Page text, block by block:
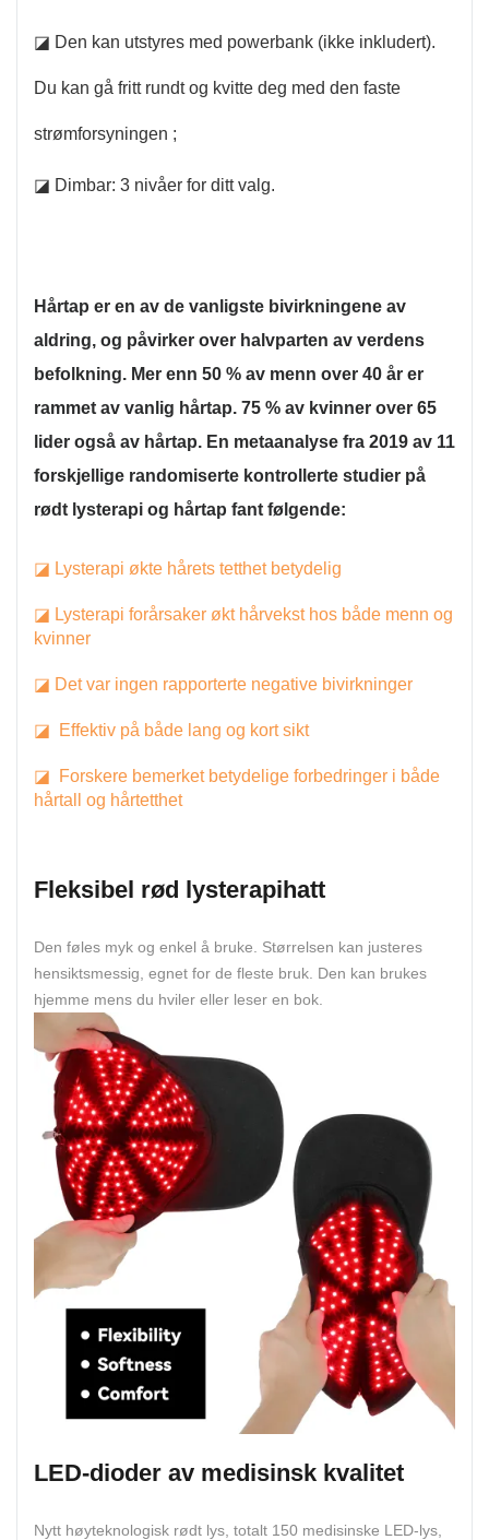
◪ Den kan utstyres med powerbank (ikke inkludert).
Du kan gå fritt rundt og kvitte deg med den faste
strømforsyningen ;
◪ Dimbar: 3 nivåer for ditt valg.
Hårtap er en av de vanligste bivirkningene av
aldring, og påvirker over halvparten av verdens
befolkning. Mer enn 50 % av menn over 40 år er
rammet av vanlig hårtap. 75 % av kvinner over 65
lider også av hårtap. En metaanalyse fra 2019 av 11
forskjellige randomiserte kontrollerte studier på
rødt lysterapi og hårtap fant følgende:
◪ Lysterapi økte hårets tetthet betydelig
◪ Lysterapi forårsaker økt hårvekst hos både menn og
kvinner
◪ Det var ingen rapporterte negative bivirkninger
◪ Effektiv på både lang og kort sikt
◪ Forskere bemerket betydelige forbedringer i både
hårtall og hårtetthet
Fleksibel rød lysterapihatt
Den føles myk og enkel å bruke. Størrelsen kan justeres
hensiktsmessig, egnet for de fleste bruk. Den kan brukes
hjemme mens du hviler eller leser en bok.
LED-dioder av medisinsk kvalitet
Nytt høyteknologisk rødt lys, totalt 150 medisinske LED-lys,